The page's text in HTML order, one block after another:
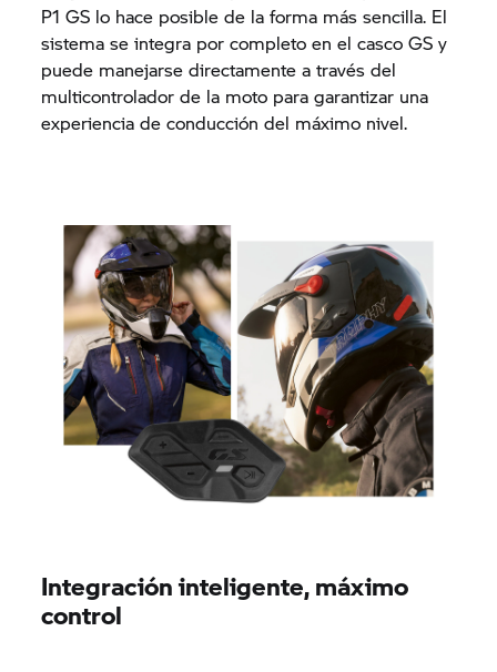
P1 GS lo hace posible de la forma más sencilla. El
sistema se integra por completo en el casco GS y
puede manejarse directamente a través del
multicontrolador de la moto para garantizar una
experiencia de conducción del máximo nivel.
Integración inteligente, máximo
control